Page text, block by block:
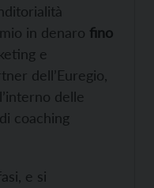
in denaro fino
e
dell’Euregio,
delle
coaching
e si